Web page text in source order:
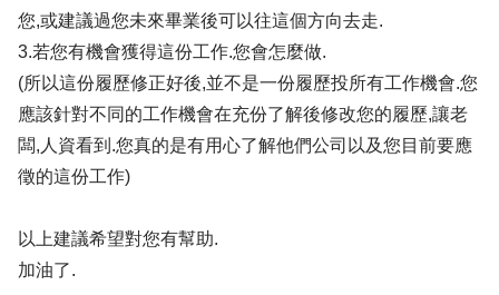
您,或建議過您未來畢業後可以往這個方向去走.
3.若您有機會獲得這份工作.您會怎麼做.
(所以這份履歷修正好後,並不是一份履歷投所有工作機會.您
應該針對不同的工作機會在充份了解後修改您的履歷,讓老
闆,人資看到.您真的是有用心了解他們公司以及您目前要應
徵的這份工作)
以上建議希望對您有幫助.
加油了.